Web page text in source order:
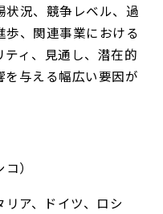
状況、競争レベル、過
、関連事業における
ィ、見通し、潜在的
与える幅広い要因が
）
ア、ドイツ、ロシ